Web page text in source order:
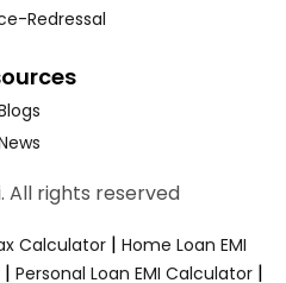
Redressal
All rights reserved
Calculator | Home Loan EMI
| Personal Loan EMI Calculator |